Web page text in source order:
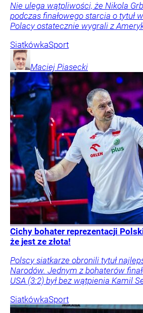
Nie ulega wątpliwości, że Nikola
podczas finałowego starcia o tytuł
Polacy ostatecznie wygrali z
SiatkówkaSport
Maciej Piasecki
Cichy bohater reprezentacji
że jest ze złota!
Polscy siatkarze obronili tytuł
Narodów. Jednym z bohaterów
USA (3:2) był bez wątpienia Kamil
SiatkówkaSport